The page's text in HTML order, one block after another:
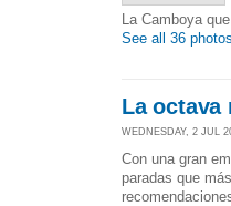
La Camboya
See all 36
La octava
WEDNESDAY, 2 JUL
Con una gran
paradas que